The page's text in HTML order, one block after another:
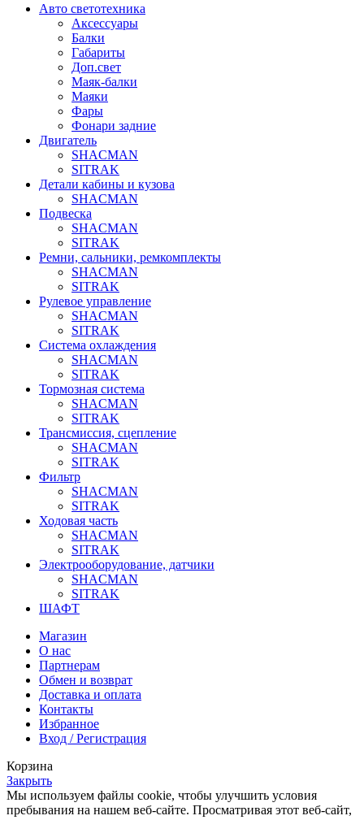
Авто светотехника
Аксессуары
Балки
Габариты
Доп.свет
Маяк-балки
Маяки
Фары
Фонари задние
Двигатель
SHACMAN
SITRAK
Детали кабины и кузова
SHACMAN
Подвеска
SHACMAN
SITRAK
Ремни, сальники, ремкомплекты
SHACMAN
SITRAK
Рулевое управление
SHACMAN
SITRAK
Система охлаждения
SHACMAN
SITRAK
Тормозная система
SHACMAN
SITRAK
Трансмиссия, сцепление
SHACMAN
SITRAK
Фильтр
SHACMAN
SITRAK
Ходовая часть
SHACMAN
SITRAK
Электрооборудование, датчики
SHACMAN
SITRAK
ШАФТ
Магазин
О нас
Партнерам
Обмен и возврат
Доставка и оплата
Контакты
Избранное
Вход / Регистрация
Корзина
Закрыть
Мы используем файлы cookie, чтобы улучшить условия
пребывания на нашем веб-сайте. Просматривая этот веб-сайт,